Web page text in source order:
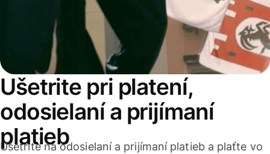
Ušetrite pri platení,
odosielaní a prijímaní
platieb
Ušetrite na odosielaní a prijímaní platieb a plaťte vo